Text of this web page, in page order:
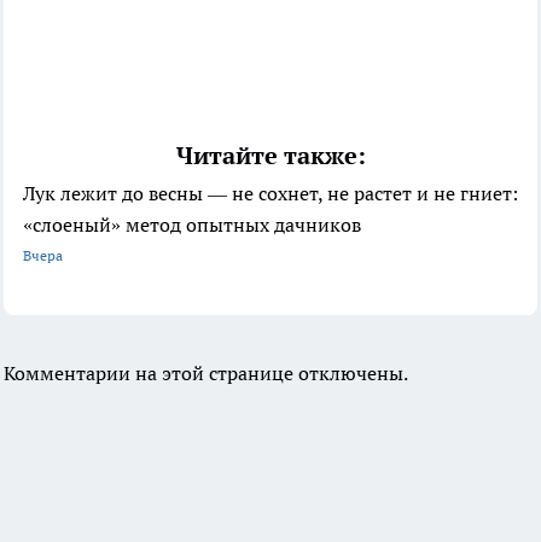
Читайте также:
Лук лежит до весны — не сохнет, не растет и не гниет:
«слоеный» метод опытных дачников
Вчера
Комментарии на этой странице отключены.